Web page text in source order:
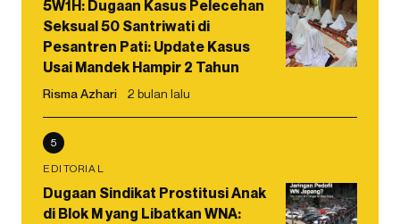
5W1H: Dugaan Kasus Pelecehan
Seksual 50 Santriwati di
Pesantren Pati: Update Kasus
Usai Mandek Hampir 2 Tahun
Risma Azhari 2 bulan lalu
5
EDITORIAL
Dugaan Sindikat Prostitusi Anak
di Blok M yang Libatkan WNA: